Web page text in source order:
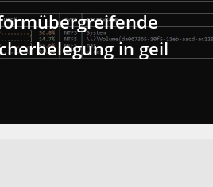
in geil